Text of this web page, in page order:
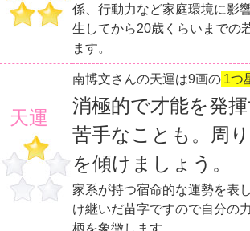
係、行動力など家庭環境に影
生してから20歳くらいまでの
ます。
天運
南博文さんの天運は9画の 1つ
消極的で才能を発
苦手なことも。周
を傾けましょう。
家系が持つ宿命的な運勢を表
け継いだ苗字ですので自分の
柄を象徴します。